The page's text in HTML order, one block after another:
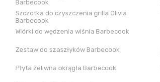
Barbecook
Szczotka do czyszczenia grilla Olivia
Barbecook
Wiórki do wędzenia wiśnia Barbecook
Zestaw do szaszłyków Barbecook
Płyta żeliwna okrągła Barbecook